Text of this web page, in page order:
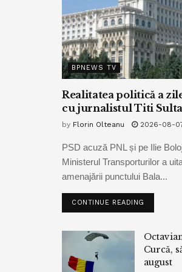
BPNEWS TV
Realitatea politică a
cu jurnalistul Titi
by Florin Olteanu 2026-08-
PSD acuză PNL și pe Ilie
Ministerul Transporturilor a
amenajării punctului Bala...
CONTINUE READING
Curcă,
august